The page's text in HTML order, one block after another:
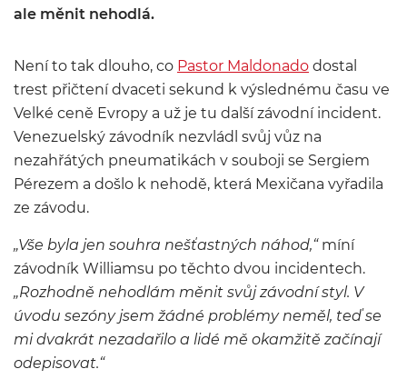
ale měnit nehodlá.
Není to tak dlouho, co Pastor Maldonado dostal
trest přičtení dvaceti sekund k výslednému času ve
Velké ceně Evropy a už je tu další závodní incident.
Venezuelský závodník nezvládl svůj vůz na
nezahřátých pneumatikách v souboji se Sergiem
Pérezem a došlo k nehodě, která Mexičana vyřadila
ze závodu.
„Vše byla jen souhra nešťastných náhod,“ míní
závodník Williamsu po těchto dvou incidentech.
„Rozhodně nehodlám měnit svůj závodní styl. V
úvodu sezóny jsem žádné problémy neměl, teď se
mi dvakrát nezadařilo a lidé mě okamžitě začínají
odepisovat.“